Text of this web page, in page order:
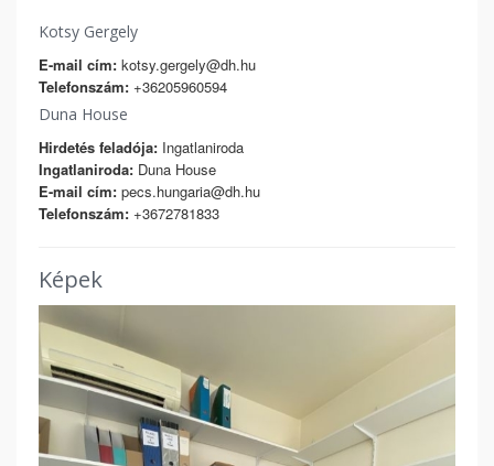
Kotsy Gergely
E-mail cím: kotsy.gergely@dh.hu
Telefonszám: +36205960594
Duna House
Hirdetés feladója: Ingatlaniroda
Ingatlaniroda: Duna House
E-mail cím: pecs.hungaria@dh.hu
Telefonszám: +3672781833
Képek